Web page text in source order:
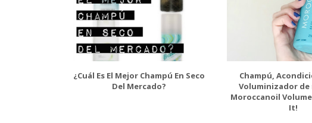
¿Cuál Es El Mejor Champú En Seco
Del Mercado?
Champú,
Voluminizador de
Moroccanoil
It!